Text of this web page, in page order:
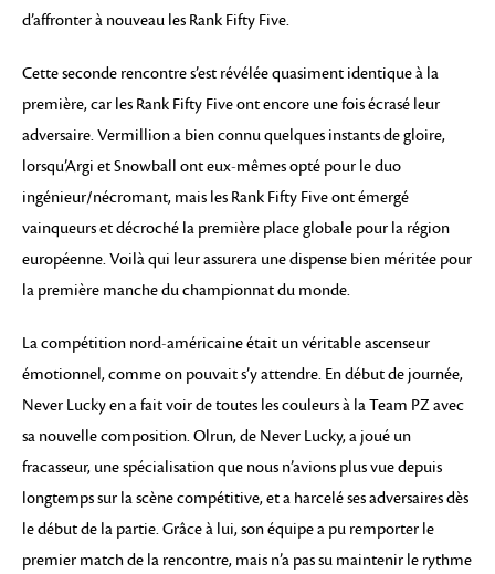
d’affronter à nouveau les Rank Fifty Five.
Cette seconde rencontre s’est révélée quasiment identique à la
première, car les Rank Fifty Five ont encore une fois écrasé leur
adversaire. Vermillion a bien connu quelques instants de gloire,
lorsqu’Argi et Snowball ont eux-mêmes opté pour le duo
ingénieur/nécromant, mais les Rank Fifty Five ont émergé
vainqueurs et décroché la première place globale pour la région
européenne. Voilà qui leur assurera une dispense bien méritée pour
la première manche du championnat du monde.
La compétition nord-américaine était un véritable ascenseur
émotionnel, comme on pouvait s’y attendre. En début de journée,
Never Lucky en a fait voir de toutes les couleurs à la Team PZ avec
sa nouvelle composition. Olrun, de Never Lucky, a joué un
fracasseur, une spécialisation que nous n’avions plus vue depuis
longtemps sur la scène compétitive, et a harcelé ses adversaires dès
le début de la partie. Grâce à lui, son équipe a pu remporter le
premier match de la rencontre, mais n’a pas su maintenir le rythme